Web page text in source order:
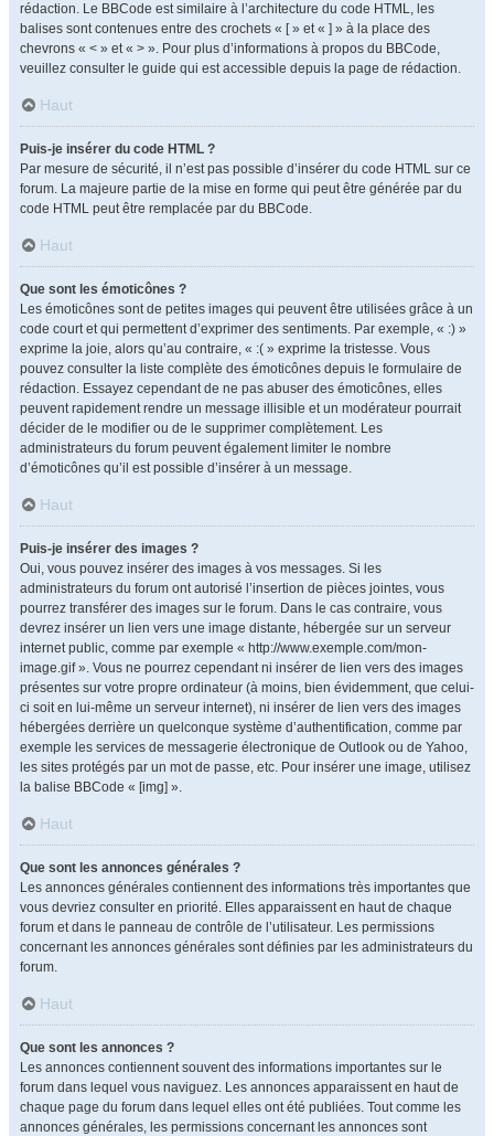
rédaction. Le BBCode est similaire à l’architecture du code HTML, les
balises sont contenues entre des crochets « [ » et « ] » à la place des
chevrons « < » et « > ». Pour plus d’informations à propos du BBCode,
veuillez consulter le guide qui est accessible depuis la page de rédaction.
Haut
Puis-je insérer du code HTML ?
Par mesure de sécurité, il n’est pas possible d’insérer du code HTML sur ce
forum. La majeure partie de la mise en forme qui peut être générée par du
code HTML peut être remplacée par du BBCode.
Haut
Que sont les émoticônes ?
Les émoticônes sont de petites images qui peuvent être utilisées grâce à un
code court et qui permettent d’exprimer des sentiments. Par exemple, « :) »
exprime la joie, alors qu’au contraire, « :( » exprime la tristesse. Vous
pouvez consulter la liste complète des émoticônes depuis le formulaire de
rédaction. Essayez cependant de ne pas abuser des émoticônes, elles
peuvent rapidement rendre un message illisible et un modérateur pourrait
décider de le modifier ou de le supprimer complètement. Les
administrateurs du forum peuvent également limiter le nombre
d’émoticônes qu’il est possible d’insérer à un message.
Haut
Puis-je insérer des images ?
Oui, vous pouvez insérer des images à vos messages. Si les
administrateurs du forum ont autorisé l’insertion de pièces jointes, vous
pourrez transférer des images sur le forum. Dans le cas contraire, vous
devrez insérer un lien vers une image distante, hébergée sur un serveur
internet public, comme par exemple « http://www.exemple.com/mon-
image.gif ». Vous ne pourrez cependant ni insérer de lien vers des images
présentes sur votre propre ordinateur (à moins, bien évidemment, que celui-
ci soit en lui-même un serveur internet), ni insérer de lien vers des images
hébergées derrière un quelconque système d’authentification, comme par
exemple les services de messagerie électronique de Outlook ou de Yahoo,
les sites protégés par un mot de passe, etc. Pour insérer une image, utilisez
la balise BBCode « [img] ».
Haut
Que sont les annonces générales ?
Les annonces générales contiennent des informations très importantes que
vous devriez consulter en priorité. Elles apparaissent en haut de chaque
forum et dans le panneau de contrôle de l’utilisateur. Les permissions
concernant les annonces générales sont définies par les administrateurs du
forum.
Haut
Que sont les annonces ?
Les annonces contiennent souvent des informations importantes sur le
forum dans lequel vous naviguez. Les annonces apparaissent en haut de
chaque page du forum dans lequel elles ont été publiées. Tout comme les
annonces générales, les permissions concernant les annonces sont